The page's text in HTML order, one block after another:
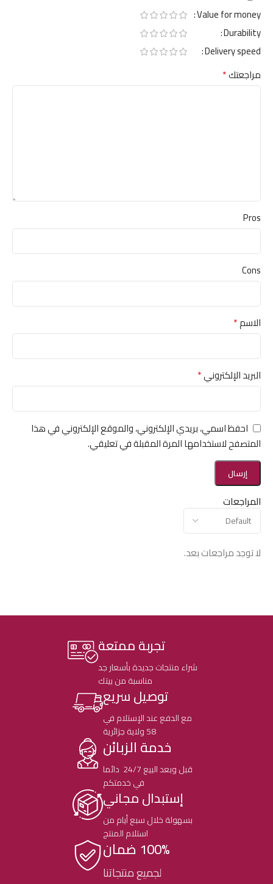
المراجعات
لا توجد مراجعات بعد.
Value for money
Durability
Delivery speed
مراجعتك*
Pros
Cons
الاسم*
البريد الإلكتروني*
احفظ اسمي، بريدي الإلكتروني، والموقع الإلكتروني في هذا
المتصفح لاستخدامها المرة المقبلة في تعليقي.
تجربة ممتعة
شراء منتجات جديدة بأسعار جد
مناسبة من بيتك
توصيل سريع
مع الدفع عند الإستلام في
58 ولاية جزائرية
خدمة الزبائن
قبل وبعد البيع 24/7 دائما
في خدمتكم
إستبدال مجاني
بسهولة خلال سبع أيام من
استلام المنتج
100% ضمان
لجميع منتجاتنا